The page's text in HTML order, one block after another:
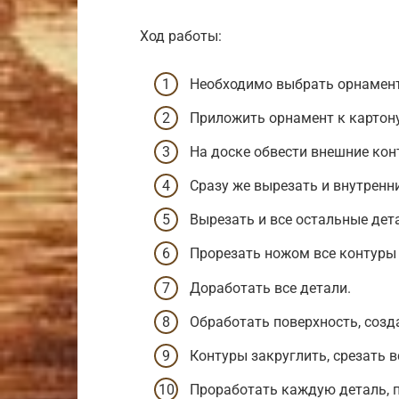
Ход работы:
Необходимо выбрать
Приложить орнамент к
На доске обвести внешние
Сразу же вырезать и
Вырезать и все остальные
Прорезать ножом все
Доработать все детали.
Обработать поверхность,
Контуры закруглить,
Проработать каждую деталь,